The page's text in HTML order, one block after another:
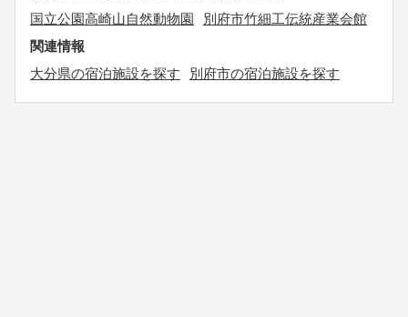
国立公園高崎山自然動物園
別府市竹細工伝統産業会館
関連情報
大分県の宿泊施設を探す
別府市の宿泊施設を探す